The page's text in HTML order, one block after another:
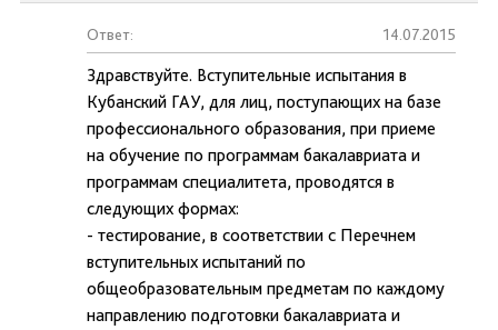
Ответ: 14.07.2015
Здравствуйте. Вступительные испытания в
Кубанский ГАУ, для лиц, поступающих на базе
профессионального образования, при приеме
на обучение по программам бакалавриата и
программам специалитета, проводятся в
следующих формах:
- тестирование, в соответствии с Перечнем
вступительных испытаний по
общеобразовательным предметам по каждому
направлению подготовки бакалавриата и